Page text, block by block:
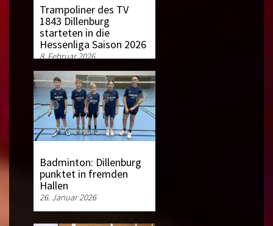
Trampoliner des TV
1843 Dillenburg
starteten in die
Hessenliga Saison 2026
8. Februar 2026
Badminton: Dillenburg
punktet in fremden
Hallen
26. Januar 2026